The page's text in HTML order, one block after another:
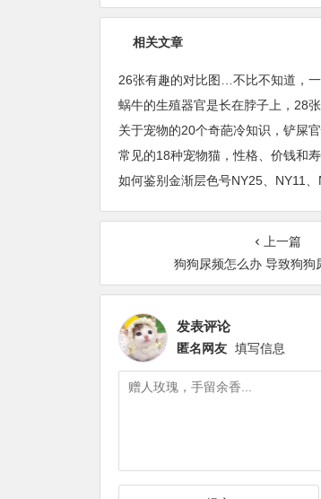
相关文章
26张有趣的对比图…不比不知道，一
关于宠物的20个奇葩冷知识，铲屎
常见的18种宠物猫，性格、价钱和
如何鉴别金渐层色号NY25、NY11
上一篇
狗狗尿频怎么办 导致狗狗
发表评论
匿名网友 填写信息